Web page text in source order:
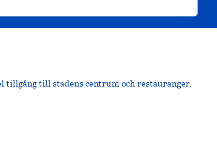
tillgång till stadens centrum och restauranger.